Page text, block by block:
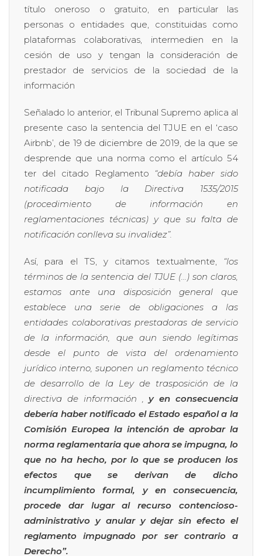
título oneroso o gratuito, en particular las
personas o entidades que, constituidas como
plataformas colaborativas, intermedien en la
cesión de uso y tengan la consideración de
prestador de servicios de la sociedad de la
información
Señalado lo anterior, el Tribunal Supremo aplica al
presente caso la sentencia del TJUE en el ‘caso
Airbnb’, de 19 de diciembre de 2019, de la que se
desprende que una norma como el artículo 54
ter del citado Reglamento “debía haber sido
notificada bajo la Directiva 1535/2015
(procedimiento de información en
reglamentaciones técnicas) y que su falta de
notificación conlleva su invalidez”.
Así, para el TS, y citamos textualmente, “los
términos de la sentencia del TJUE (…) son claros,
estamos ante una disposición general que
establece una serie de obligaciones a las
entidades colaborativas prestadoras de servicio
de la información, que aun siendo legítimas
desde el punto de vista del ordenamiento
jurídico interno, suponen un reglamento técnico
de desarrollo de la Ley de trasposición de la
directiva de información ,y en consecuencia
debería haber notificado el Estado español a la
Comisión Europea la intención de aprobar la
norma reglamentaria que ahora se impugna, lo
que no ha hecho, por lo que se producen los
efectos que se derivan de dicho
incumplimiento formal, y en consecuencia,
procede dar lugar al recurso contencioso-
administrativo y anular y dejar sin efecto el
reglamento impugnado por ser contrario a
Derecho”.